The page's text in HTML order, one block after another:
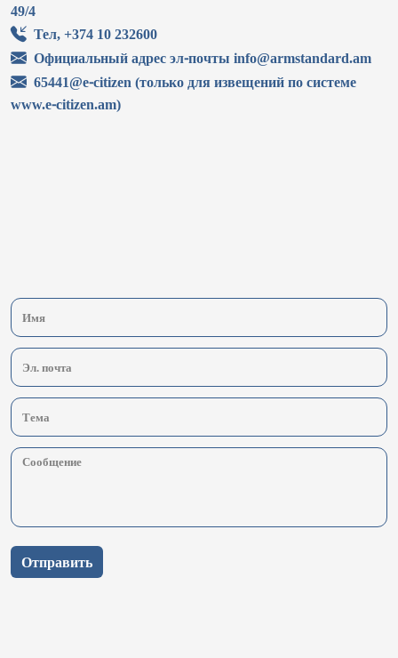
49/4
Тел, +374 10 232600
Официальный адрес эл-почты info@armstandard.am
65441@e-citizen (только для извещений по системе
www.e-citizen.am)
Отправить